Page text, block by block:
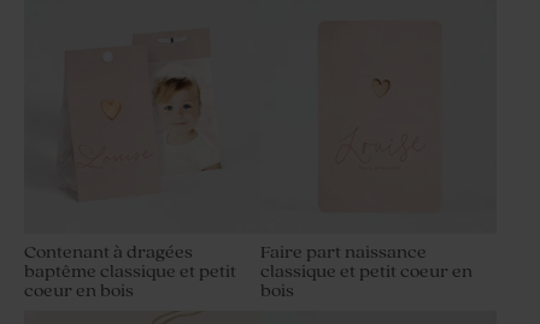
Contenant à dragées
baptême classique et petit
coeur en bois
Faire part naissance
classique et petit coeur en
bois